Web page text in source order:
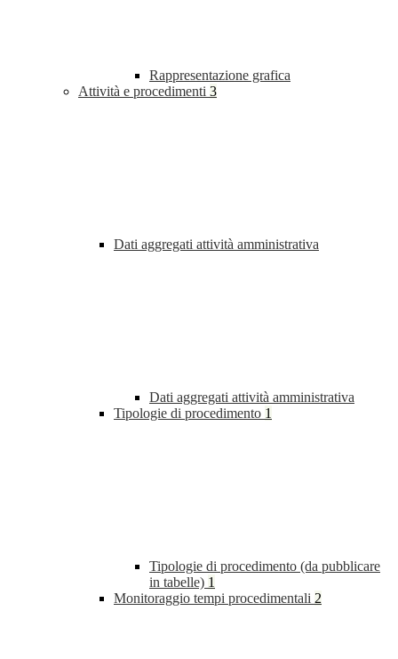
Rappresentazione grafica
Attività e procedimenti 3
Dati aggregati attività amministrativa
Dati aggregati attività amministrativa
Tipologie di procedimento 1
Tipologie di procedimento (da pubblicare
in tabelle) 1
Monitoraggio tempi procedimentali 2